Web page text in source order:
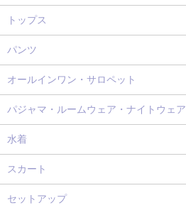
トップス
パンツ
オールインワン・サロペット
パジャマ・ルームウェア・ナイトウェア
水着
スカート
セットアップ